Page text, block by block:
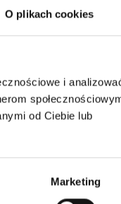
O plikach cookies
i
od Ciebie lub
Marketing
Koszula Bawełniana
i szerokim
Levi White